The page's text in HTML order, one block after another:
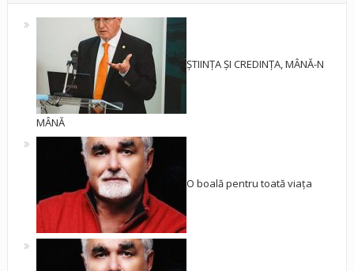
ȘTIINȚA ȘI CREDINȚA, MÂNĂ-N
MÂNĂ
O boală pentru toată viața